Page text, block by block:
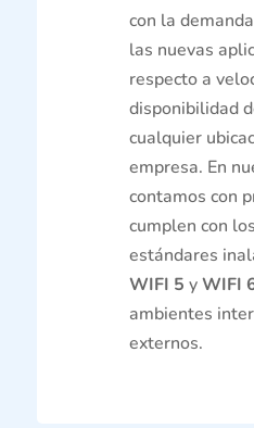
con la
las nuevas
respecto a
disponibilidad
cualquier
empresa. En
contamos con
cumplen con
estándares
WIFI 5 yWIFI
ambientes
externos.